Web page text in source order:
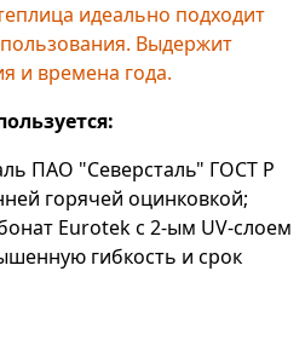
идеально подходит
Выдержит
и времена года.
ПАО "Северсталь" ГОСТ Р
горячей оцинковкой;
Eurotek с 2-ым UV-слоем
гибкость и срок